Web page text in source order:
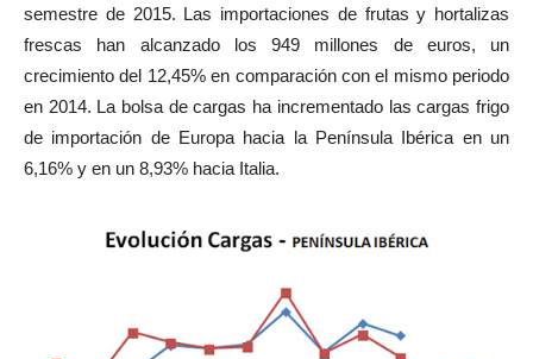
semestre de 2015. Las importaciones de frutas y hortalizas
frescas han alcanzado los 949 millones de euros, un
crecimiento del 12,45% en comparación con el mismo periodo
en 2014. La bolsa de cargas ha incrementado las cargas frigo
de importación de Europa hacia la Península Ibérica en un
6,16% y en un 8,93% hacia Italia.